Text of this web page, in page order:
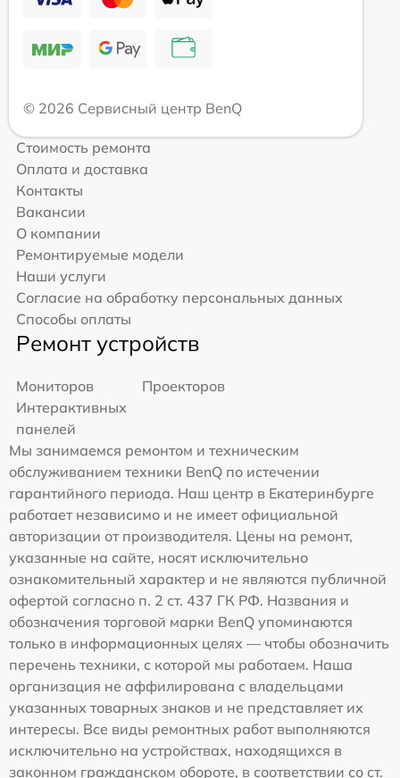
© 2026 Сервисный центр BenQ
Стоимость ремонта
Оплата и доставка
Контакты
Вакансии
О компании
Ремонтируемые модели
Наши услуги
Согласие на обработку персональных данных
Способы оплаты
Ремонт устройств
Мониторов
Проекторов
Интерактивных
панелей
Мы занимаемся ремонтом и техническим
обслуживанием техники BenQ по истечении
гарантийного периода. Наш центр в Екатеринбурге
работает независимо и не имеет официальной
авторизации от производителя. Цены на ремонт,
указанные на сайте, носят исключительно
ознакомительный характер и не являются публичной
офертой согласно п. 2 ст. 437 ГК РФ. Названия и
обозначения торговой марки BenQ упоминаются
только в информационных целях — чтобы обозначить
перечень техники, с которой мы работаем. Наша
организация не аффилирована с владельцами
указанных товарных знаков и не представляет их
интересы. Все виды ремонтных работ выполняются
исключительно на устройствах, находящихся в
законном гражданском обороте, в соответствии со ст.